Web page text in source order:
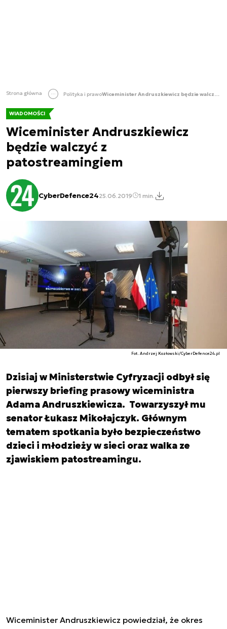
Strona główna Polityka i prawo Wiceminister Andruszkiewicz będzie walczyć z patostreamingiem
WIADOMOŚCI
Wiceminister Andruszkiewicz
będzie walczyć z
patostreamingiem
CyberDefence2425.06.2019 1 min.
Fot. Andrzej Kozłowski/CyberDefence24.pl
Dzisiaj w Ministerstwie Cyfryzacji odbył się
pierwszy briefing prasowy wiceministra
Adama Andruszkiewicza. Towarzyszył mu
senator Łukasz Mikołajczyk. Głównym
tematem spotkania było bezpieczeństwo
dzieci i młodzieży w sieci oraz walka ze
zjawiskiem patostreamingu.
Wiceminister Andruszkiewicz powiedział, że okres